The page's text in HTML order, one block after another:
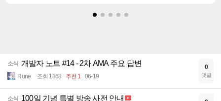
소식 개발자 노트 #14 - 2차 AMA 주요 답변
Rune 조회 1368 추천 1 06-19
0
댓글
소식 100일 기념 특별 방송 사전 안내